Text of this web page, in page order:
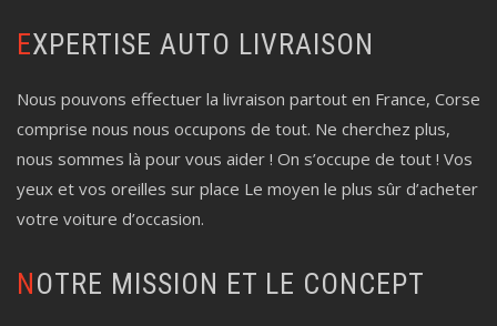
EXPERTISE AUTO LIVRAISON
Nous pouvons effectuer la livraison partout en France, Corse
comprise nous nous occupons de tout. Ne cherchez plus,
nous sommes là pour vous aider ! On s’occupe de tout ! Vos
yeux et vos oreilles sur place Le moyen le plus sûr d’acheter
votre voiture d’occasion.
NOTRE MISSION ET LE CONCEPT